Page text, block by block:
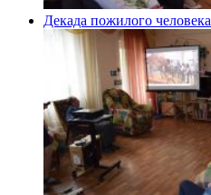
Декада пожилого человека